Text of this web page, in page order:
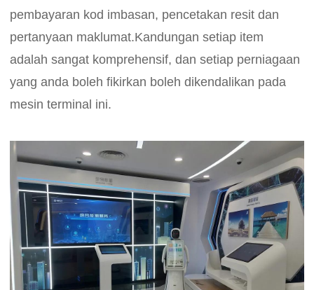
pembayaran kod imbasan, pencetakan resit dan
pertanyaan maklumat.Kandungan setiap item
adalah sangat komprehensif, dan setiap perniagaan
yang anda boleh fikirkan boleh dikendalikan pada
mesin terminal ini.